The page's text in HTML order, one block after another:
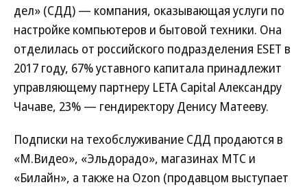
дел» (СДД) — компания, оказывающая услуги по
настройке компьютеров и бытовой техники. Она
отделилась от российского подразделения ESET в
2017 году, 67% уставного капитала принадлежит
управляющему партнеру LETA Capital Александру
Чачаве, 23% — гендиректору Денису Матееву.
Подписки на техобслуживание СДД продаются в
«М.Видео», «Эльдорадо», магазинах МТС и
«Билайн», а также на Ozon (продавцом выступает